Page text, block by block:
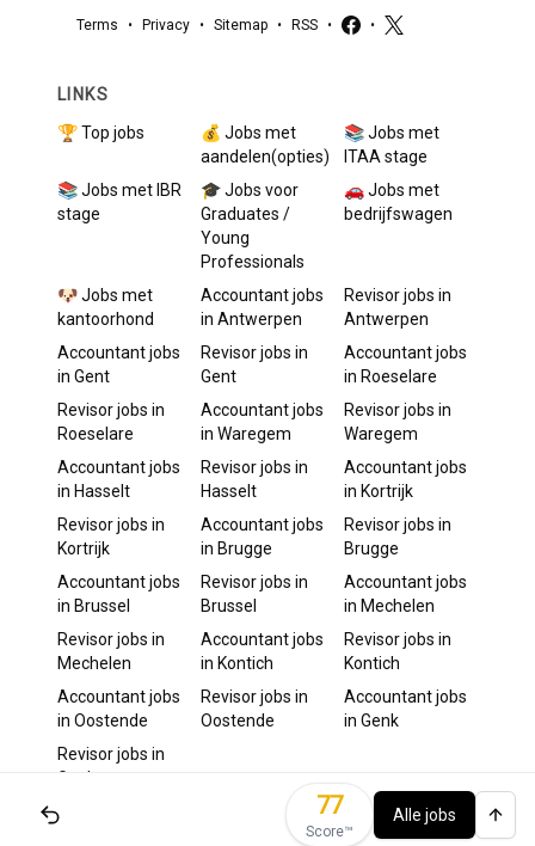
77
Score™️
Alle jobs
Terms • Privacy • Sitemap • RSS • •
LINKS
🏆 Top jobs
💰 Jobs met
aandelen(opties)
📚 Jobs met
ITAA stage
📚 Jobs met IBR
stage
🎓 Jobs voor
Graduates /
Young
Professionals
🚗 Jobs met
bedrijfswagen
🐶 Jobs met
kantoorhond
Accountantjobs
in Antwerpen
Revisorjobs in
Antwerpen
Accountantjobs
in Gent
Revisorjobs in
Gent
Accountantjobs
in Roeselare
Revisorjobs in
Roeselare
Accountantjobs
in Waregem
Revisorjobs in
Waregem
Accountantjobs
in Hasselt
Revisorjobs in
Hasselt
Accountantjobs
in Kortrijk
Revisorjobs in
Kortrijk
Accountantjobs
in Brugge
Revisorjobs in
Brugge
Accountantjobs
in Brussel
Revisorjobs in
Brussel
Accountantjobs
in Mechelen
Revisorjobs in
Mechelen
Accountantjobs
in Kontich
Revisorjobs in
Kontich
Accountantjobs
in Oostende
Revisorjobs in
Oostende
Accountantjobs
in Genk
Revisorjobs in
Genk